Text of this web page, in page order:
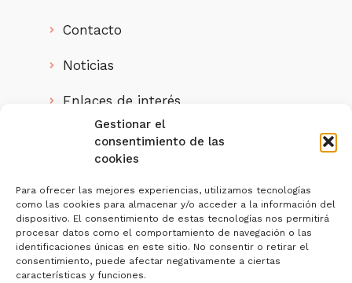
Gestionar el
consentimiento de las
cookies
Para ofrecer las mejores experiencias, utilizamos tecnologías
como las cookies para almacenar y/o acceder a la información del
dispositivo. El consentimiento de estas tecnologías nos permitirá
procesar datos como el comportamiento de navegación o las
identificaciones únicas en este sitio. No consentir o retirar el
consentimiento, puede afectar negativamente a ciertas
características y funciones.
Contacto
Noticias
Enlaces de interés
Quienes somos
IMPUESTALIA, S.L. ha sido beneficiariadel
Programa Investigo de la Junta de
Andalucíapara la contratación de personas
jóvenes demandantes de empleo en la realización
de iniciativas de investigación e innovación, en el
marco del Plan de Recuperación, Transformación y